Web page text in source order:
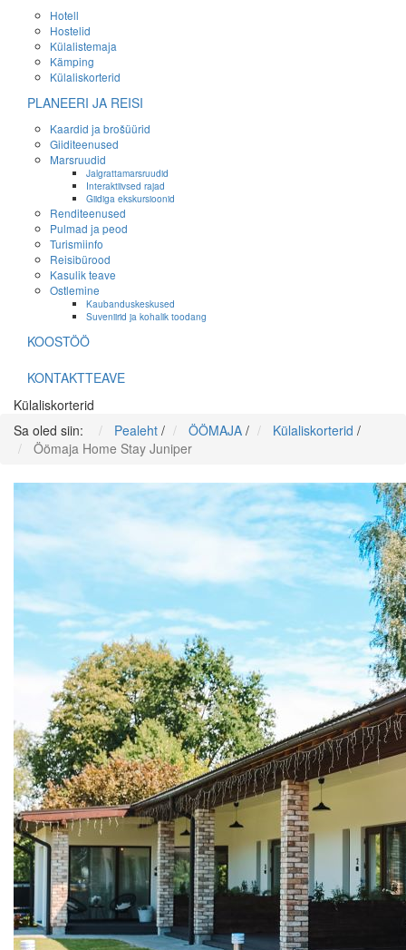
Hotell
Hostelid
Külalistemaja
Kämping
Külaliskorterid
PLANEERI JA REISI
Kaardid ja brošüürid
Giiditeenused
Marsruudid
Jalgrattamarsruudid
Interaktiivsed rajad
Giidiga ekskursioonid
Renditeenused
Pulmad ja peod
Turismiinfo
Reisibürood
Kasulik teave
Ostlemine
Kaubanduskeskused
Suveniirid ja kohalik toodang
KOOSTÖÖ
KONTAKTTEAVE
Külaliskorterid
Sa oled siin:
Pealeht / ÖÖMAJA / Külaliskorterid /
Öömaja Home Stay Juniper